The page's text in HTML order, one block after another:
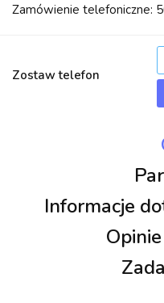
Zamówienie telefoniczne:
Zostaw telefon
Informacje